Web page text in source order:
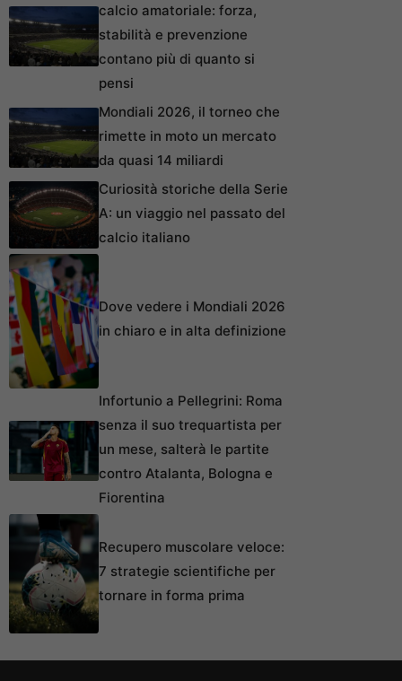
calcio amatoriale: forza,
stabilità e prevenzione
contano più di quanto si
pensi
Mondiali 2026, il torneo che
rimette in moto un mercato
da quasi 14 miliardi
Curiosità storiche della Serie
A: un viaggio nel passato del
calcio italiano
Dove vedere i Mondiali 2026
in chiaro e in alta definizione
Infortunio a Pellegrini: Roma
senza il suo trequartista per
un mese, salterà le partite
contro Atalanta, Bologna e
Fiorentina
Recupero muscolare veloce:
7 strategie scientifiche per
tornare in forma prima